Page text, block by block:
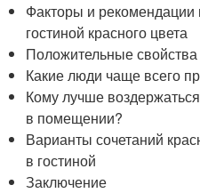
Факторы и
гостиной красного цвета
Положительные
Какие люди чаще всего
Кому лучше
в помещении?
Варианты сочетаний
в гостиной
Заключение